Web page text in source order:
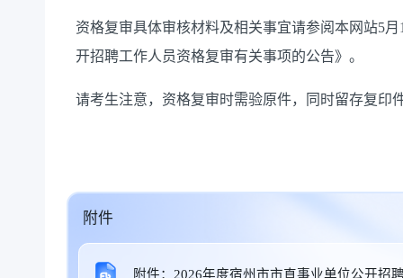
资格复审具体审核材料及相关事宜请参阅本网站5
开招聘工作人员资格复审有关事项的公告》。
请考生注意，资格复审时需验原件，同时留存复印
附件
附件：2026年度宿州市市直事业单位公开招